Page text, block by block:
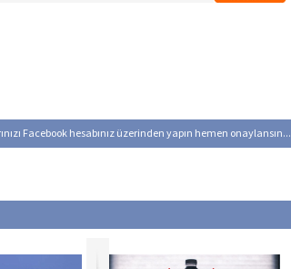
Facebook hesabınız üzerinden yapın hemen onaylansın...